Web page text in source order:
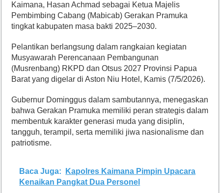
Kaimana, Hasan Achmad sebagai Ketua Majelis
Pembimbing Cabang (Mabicab) Gerakan Pramuka
tingkat kabupaten masa bakti 2025–2030.
Pelantikan berlangsung dalam rangkaian kegiatan
Musyawarah Perencanaan Pembangunan
(Musrenbang) RKPD dan Otsus 2027 Provinsi Papua
Barat yang digelar di Aston Niu Hotel, Kamis (7/5/2026).
Gubernur Dominggus dalam sambutannya, menegaskan
bahwa Gerakan Pramuka memiliki peran strategis dalam
membentuk karakter generasi muda yang disiplin,
tangguh, terampil, serta memiliki jiwa nasionalisme dan
patriotisme.
Baca Juga:
Kapolres Kaimana Pimpin Upacara
Kenaikan Pangkat Dua Personel